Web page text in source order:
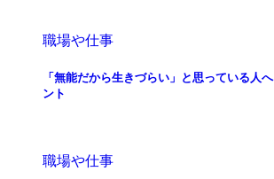
職場や仕事
「無能だから生きづらい」と思っている人
ント
職場や仕事